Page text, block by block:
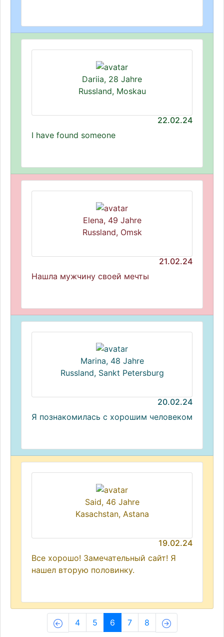
Dariia, 28 Jahre
Russland, Moskau
22.02.24
I have found someone
Elena, 49 Jahre
Russland, Omsk
21.02.24
Нашла мужчину своей мечты
Marina, 48 Jahre
Russland, Sankt Petersburg
20.02.24
Я познакомилась с хорошим человеком
Said, 46 Jahre
Kasachstan, Astana
19.02.24
Все хорошо! Замечательный сайт! Я
нашел вторую половинку.
4 5 6(current)
7 8